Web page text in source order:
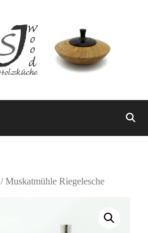
/ Muskatmühle Riegelesche